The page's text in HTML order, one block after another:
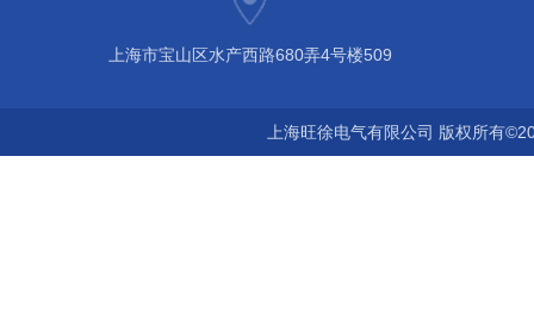
上海市宝山区水产西路680弄4号楼509
上海旺徐电气有限公司 版权所有